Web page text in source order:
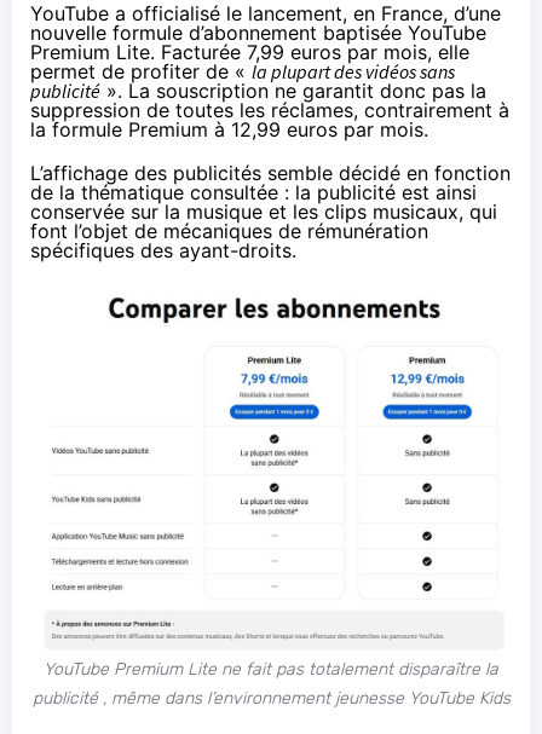
YouTube a officialisé le lancement, en France, d’une
nouvelle formule d’abonnement baptisée YouTube
Premium Lite. Facturée 7,99 euros par mois, elle
permet de profiter de « la plupart des vidéos sans
publicité ». La souscription ne garantit donc pas la
suppression de toutes les réclames, contrairement à
la formule Premium à 12,99 euros par mois.
L’affichage des publicités semble décidé en fonction
de la thématique consultée : la publicité est ainsi
conservée sur la musique et les clips musicaux, qui
font l’objet de mécaniques de rémunération
spécifiques des ayant-droits.
YouTube Premium Lite ne fait pas totalement disparaître la
publicité , même dans l’environnement jeunesse YouTube Kids